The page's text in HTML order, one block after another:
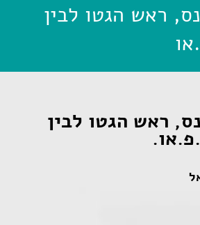
ראש הגטו לבין
ראש הגטו לבין